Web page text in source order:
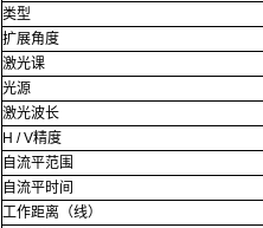
类型
扩展角度
激光课
光源
激光波长
H / V精度
自流平范围
自流平时间
工作距离（线）